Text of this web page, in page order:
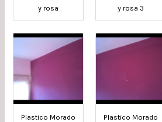
y rosa
y rosa 3
Plastico Morado
Plastico Morado